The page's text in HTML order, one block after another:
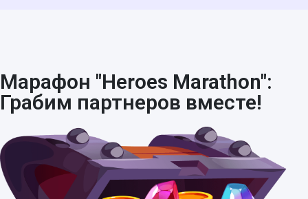
Марафон "Heroes Marathon":
Грабим партнеров вместе!